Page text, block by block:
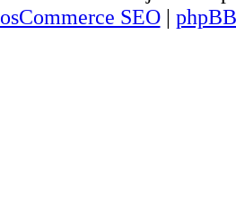
osCommerce SEO|